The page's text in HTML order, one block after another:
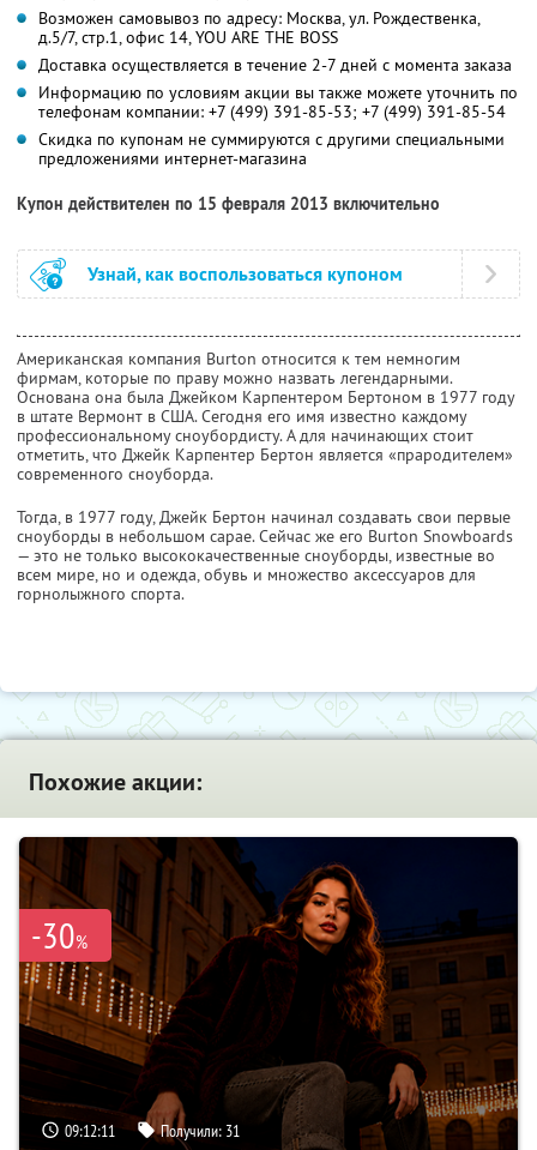
Возможен самовывоз по адресу: Москва, ул. Рождественка,
д.5/7, стр.1, офис 14, YOU ARE THE BOSS
Доставка осуществляется в течение 2-7 дней с момента заказа
Информацию по условиям акции вы также можете уточнить по
телефонам компании: +7 (499) 391-85-53; +7 (499) 391-85-54
Скидка по купонам не суммируются с другими специальными
предложениями интернет-магазина
Купон действителен по 15 февраля 2013 включительно
Узнай, как воспользоваться купоном
Американская компания Burton относится к тем немногим
фирмам, которые по праву можно назвать легендарными.
Основана она была Джейком Карпентером Бертоном в 1977 году
в штате Вермонт в США. Сегодня его имя известно каждому
профессиональному сноубордисту. А для начинающих стоит
отметить, что Джейк Карпентер Бертон является «прародителем»
современного сноуборда.
Тогда, в 1977 году, Джейк Бертон начинал создавать свои первые
сноуборды в небольшом сарае. Сейчас же его Burton Snowboards
— это не только высококачественные сноуборды, известные во
всем мире, но и одежда, обувь и множество аксессуаров для
горнолыжного спорта.
Похожие акции:
-30%
09:12:10 Получили: 31